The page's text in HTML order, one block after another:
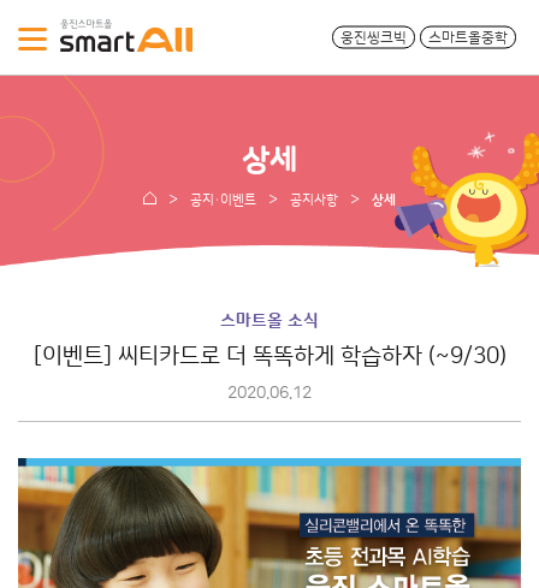
웅진씽크빅 스마트올중학
상세
공지·이벤트 공지사항 상세
스마트올 소식
[이벤트] 씨티카드로 더 똑똑하게 학습하자 (~9/30)
2020.06.12